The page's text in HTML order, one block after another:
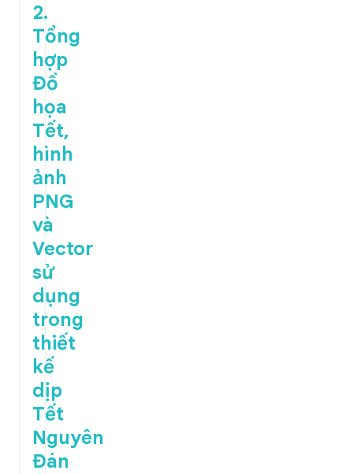
2.
Tổng
hợp
Đồ
họa
Tết,
hình
ảnh
PNG
và
Vector
sử
dụng
trong
thiết
kế
dịp
Tết
Nguyên
Đán